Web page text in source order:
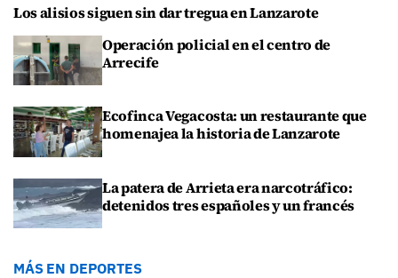
Los alisios siguen sin dar tregua en Lanzarote
Operación policial en el centro de
Arrecife
Ecofinca Vegacosta: un restaurante que
homenajea la historia de Lanzarote
La patera de Arrieta era narcotráfico:
detenidos tres españoles y un francés
MÁS EN DEPORTES